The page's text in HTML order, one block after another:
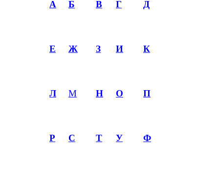
А Б В Г Д
Е Ж З И К
Л М Н О П
Р С Т У Ф